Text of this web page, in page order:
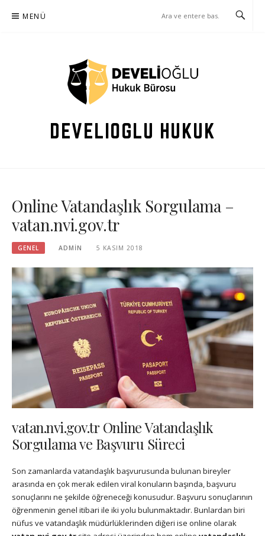
atla
MENÜ
DEVELIOGLU HUKUK
Online Vatandaşlık Sorgulama –
vatan.nvi.gov.tr
GENEL ADMIN 5 KASIM 2018
vatan.nvi.gov.tr Online Vatandaşlık
Sorgulama ve Başvuru Süreci
Son zamanlarda vatandaşlık başvurusunda bulunan bireyler
arasında en çok merak edilen viral konuların başında, başvuru
sonuçlarını ne şekilde öğreneceği konusudur. Başvuru sonuçlarının
öğrenmenin genel itibari ile iki yolu bulunmaktadır. Bunlardan biri
nüfus ve vatandaşlık müdürlüklerinden diğeri ise online olarak